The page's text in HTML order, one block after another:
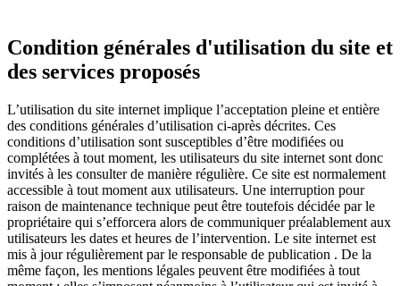
Condition générales d'utilisation du site et
des services proposés
L’utilisation du site internet implique l’acceptation pleine et entière
des conditions générales d’utilisation ci-après décrites. Ces
conditions d’utilisation sont susceptibles d’être modifiées ou
complétées à tout moment, les utilisateurs du site internet sont donc
invités à les consulter de manière régulière. Ce site est normalement
accessible à tout moment aux utilisateurs. Une interruption pour
raison de maintenance technique peut être toutefois décidée par le
propriétaire qui s’efforcera alors de communiquer préalablement aux
utilisateurs les dates et heures de l’intervention. Le site internet est
mis à jour régulièrement par le responsable de publication . De la
même façon, les mentions légales peuvent être modifiées à tout